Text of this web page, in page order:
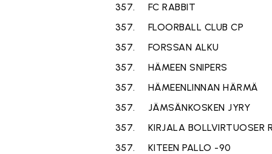
357.
FC RABBIT
357.
FLOORBALL CLUB CP
357.
FORSSAN ALKU
357.
HÄMEEN SNIPERS
357.
HÄMEENLINNAN HÄRMÄ
357.
JÄMSÄNKOSKEN JYRY
357.
KIRJALA BOLLVIRTUOSER
357.
KITEEN PALLO -90